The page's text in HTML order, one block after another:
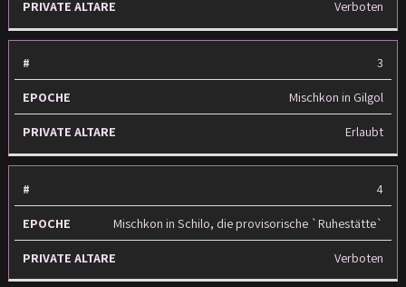
Verboten
3
Mischkon in Gilgol
Erlaubt
4
Mischkon in Schilo, die provisorische `Ruhestätte`
Verboten